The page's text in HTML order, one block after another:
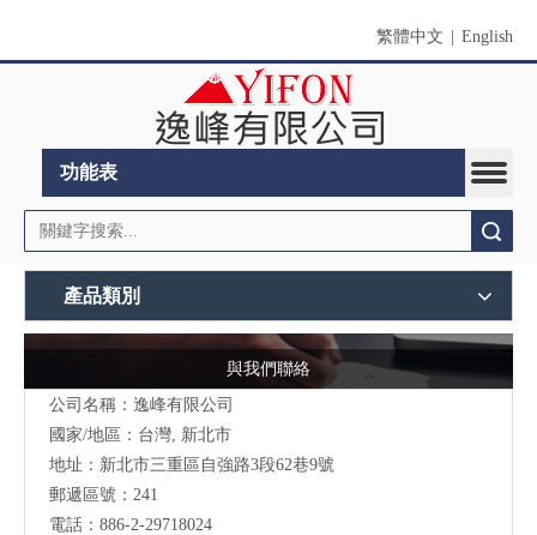
繁體中文 English
功能表
產品類別
與我們聯絡
公司名稱：逸峰有限公司
國家/地區：台灣, 新北市
地址：新北市三重區自強路3段62巷9號
郵遞區號：241
電話：886-2-29718024